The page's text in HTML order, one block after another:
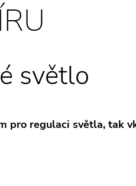
světlo
pro regulaci světla, tak